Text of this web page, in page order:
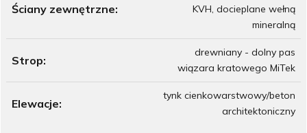
Ściany zewnętrzne:
KVH, docieplane wełną
mineralną
Strop:
drewniany - dolny pas
wiązara kratowego MiTek
Elewacje:
tynk cienkowarstwowy/beton
architektoniczny